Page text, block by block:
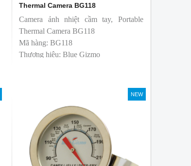
Thermal Camera BG118
Camera ảnh nhiệt cầm tay, Portable
Thermal Camera BG118
Mã hàng: BG118
Thương hiệu: Blue Gizmo
NEW